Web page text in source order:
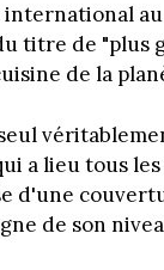
titre de "plus
de la
a lieu tous
d'une
de son